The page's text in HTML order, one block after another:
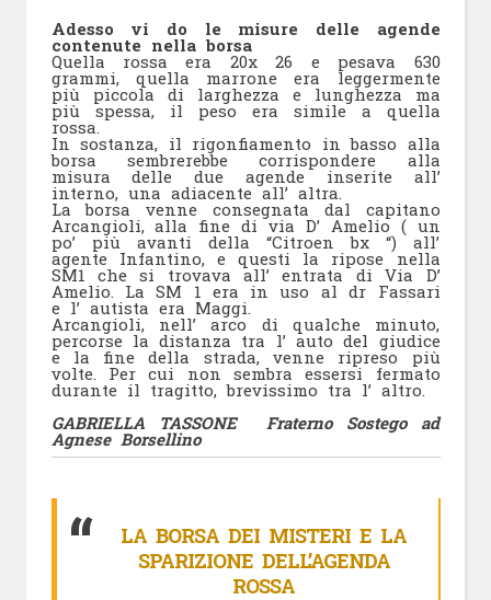
Adesso vi do le misure delle agende
contenute nella borsa
Quella rossa era 20x 26 e pesava 630
grammi, quella marrone era leggermente
più piccola di larghezza e lunghezza ma
più spessa, il peso era simile a quella
rossa.
In sostanza, il rigonfiamento in basso alla
borsa sembrerebbe corrispondere alla
misura delle due agende inserite all’
interno, una adiacente all’ altra.
La borsa venne consegnata dal capitano
Arcangioli, alla fine di via D’ Amelio ( un
po’ più avanti della “Citroen bx “) all’
agente Infantino, e questi la ripose nella
SM1 che si trovava all’ entrata di Via D’
Amelio. La SM 1 era in uso al dr Fassari
e l’ autista era Maggi.
Arcangioli, nell’ arco di qualche minuto,
percorse la distanza tra l’ auto del giudice
e la fine della strada, venne ripreso più
volte. Per cui non sembra essersi fermato
durante il tragitto, brevissimo tra l’ altro.
GABRIELLA TASSONE Fraterno Sostego ad
Agnese Borsellino
LA BORSA DEI MISTERI E LA
SPARIZIONE DELL’AGENDA
ROSSA